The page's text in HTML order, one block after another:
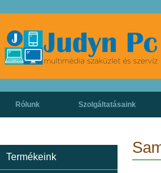
Rólunk Szolgáltatásaink
Termékeink